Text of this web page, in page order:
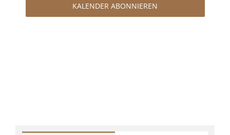
KALENDER ABONNIEREN